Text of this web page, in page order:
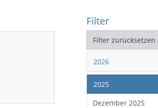
Filter
Filter zurücksetzen
2026
2025
Dezember 2025